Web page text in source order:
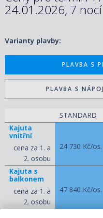
24.01.2026, 7 nocí
Varianty plavby:
PLAVBA S
PLAVBA S
STANDARD
Kajuta
vnitřní
cena za 1. a
2. osobu
24 730 Kč/os.
Kajuta s
balkonem
cena za 1. a
2. osobu
47 840 Kč/os.